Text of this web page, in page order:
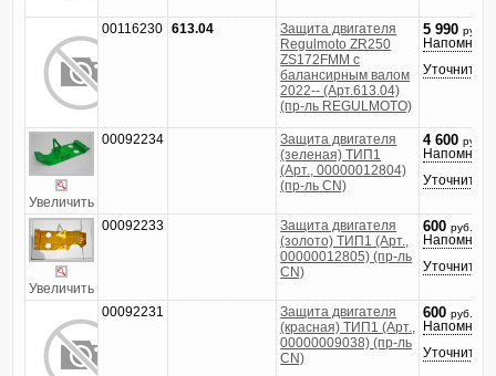
00116230 613.04
Защита двигателя
Regulmoto ZR250
ZS172FMM с
балансирным валом
2022-- (Арт.613.04)
(пр-ль REGULMOTO)
5 990 руб.
Напомнить
Уточнить
Увеличить
00092234
Защита двигателя
(зеленая) ТИП1
(Арт., 00000012804)
(пр-ль CN)
4 600 руб.
Напомнить
Уточнить
Увеличить
00092233
Защита двигателя
(золото) ТИП1 (Арт.,
00000012805) (пр-ль
CN)
600 руб.
Напомнить
Уточнить
00092231
Защита двигателя
(красная) ТИП1 (Арт.,
00000009038) (пр-ль
CN)
600 руб.
Напомнить
Уточнить